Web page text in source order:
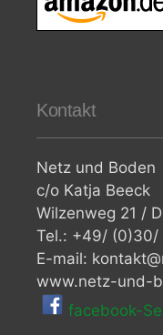
Kontakt
Netz und Boden
c/o Katja Beeck
Wilzenweg 21 /
Tel.: +49/ (0)30/
E-mail:
www.netz-und-
facebook-